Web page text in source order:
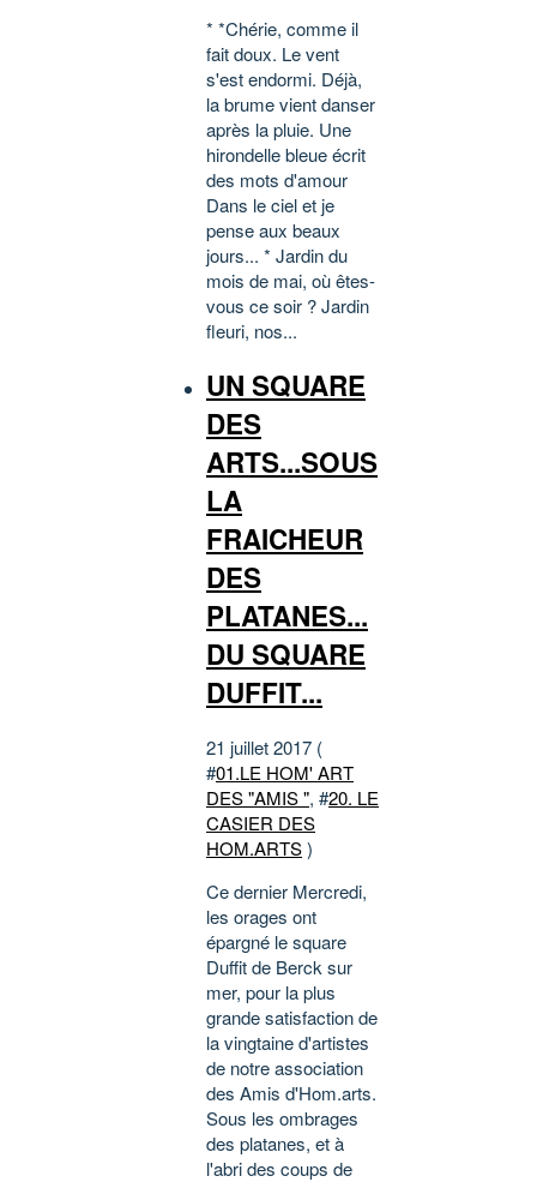
* *Chérie, comme il
fait doux. Le vent
s'est endormi. Déjà,
la brume vient danser
après la pluie. Une
hirondelle bleue écrit
des mots d'amour
Dans le ciel et je
pense aux beaux
jours... * Jardin du
mois de mai, où êtes-
vous ce soir ? Jardin
fleuri, nos...
UN SQUARE
DES
ARTS...SOUS
LA
FRAICHEUR
DES
PLATANES...
DU SQUARE
DUFFIT...
21 juillet 2017 (
#01.LE HOM' ART
DES "AMIS ", #20. LE
CASIER DES
HOM.ARTS)
Ce dernier Mercredi,
les orages ont
épargné le square
Duffit de Berck sur
mer, pour la plus
grande satisfaction de
la vingtaine d'artistes
de notre association
des Amis d'Hom.arts.
Sous les ombrages
des platanes, et à
l'abri des coups de